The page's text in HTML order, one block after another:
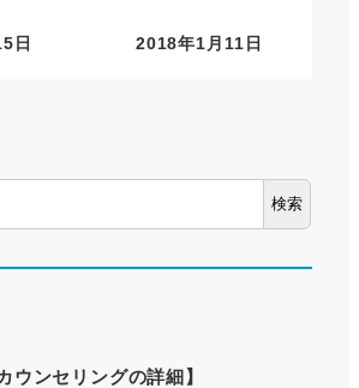
日 2018年1月11日
検索
ウンセリングの詳細】